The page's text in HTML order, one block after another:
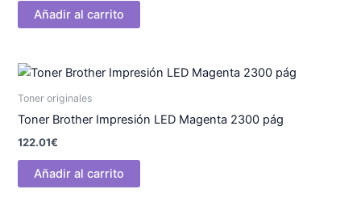
Añadir al carrito
Toner originales
Toner Brother Impresión LED Magenta 2300 pág
122.01€
Añadir al carrito